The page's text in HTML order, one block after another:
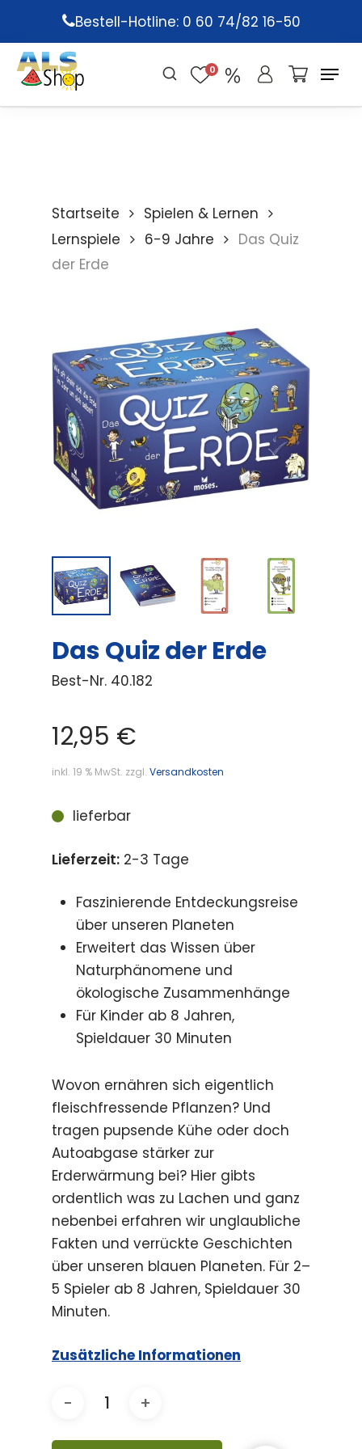
main
content
Bestell-Hotline: 0 60 74/82 16-50
0
Startseite
Spielen & Lernen
Lernspiele
6-9 Jahre
Das Quiz
der Erde
Das Quiz der Erde
Best-Nr. 40.182
12,95 €
inkl. 19 % MwSt. zzgl. Versandkosten
lieferbar
Lieferzeit: 2-3 Tage
Faszinierende Entdeckungsreise
über unseren Planeten
Erweitert das Wissen über
Naturphänomene und
ökologische Zusammenhänge
Für Kinder ab 8 Jahren,
Spieldauer 30 Minuten
Wovon ernähren sich eigentlich
fleischfressende Pflanzen? Und
tragen pupsende Kühe oder doch
Autoabgase stärker zur
Erderwärmung bei? Hier gibts
ordentlich was zu Lachen und ganz
nebenbei erfahren wir unglaubliche
Fakten und verrückte Geschichten
über unseren blauen Planeten. Für 2–
5 Spieler ab 8 Jahren, Spieldauer 30
Minuten.
Zusätzliche Informationen